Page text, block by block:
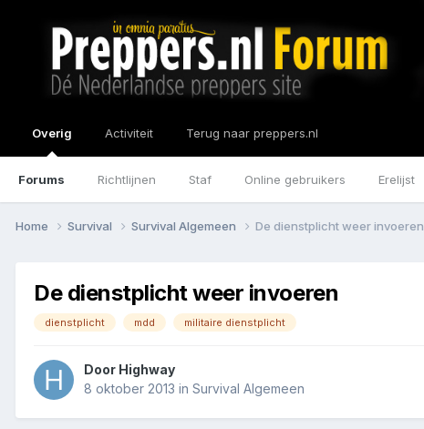
Overig
Forums Richtlijnen Staf Online gebruikers Erelijst
Activiteit Terug naar preppers.nl
Home Survival Survival Algemeen De dienstplicht weer invoeren
De dienstplicht weer invoeren
dienstplicht mdd militaire dienstplicht
Door Highway
8 oktober 2013 in Survival Algemeen